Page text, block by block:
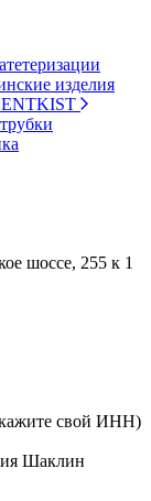
изделия
шоссе, 255 к 1
свой ИНН)
Шаклин